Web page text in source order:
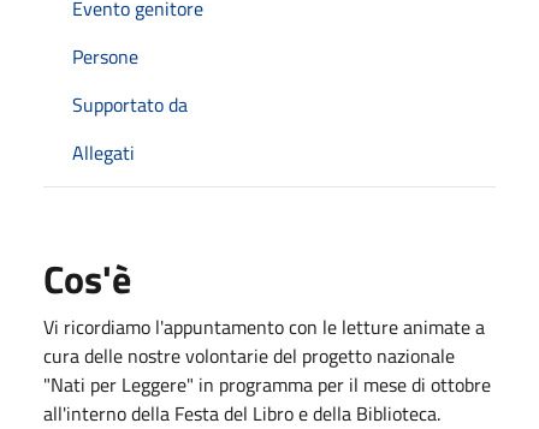
Evento genitore
Persone
Supportato da
Allegati
Cos'è
Vi ricordiamo l'appuntamento con le letture animate a
cura delle nostre volontarie del progetto nazionale
"Nati per Leggere" in programma per il mese di ottobre
all'interno della Festa del Libro e della Biblioteca.